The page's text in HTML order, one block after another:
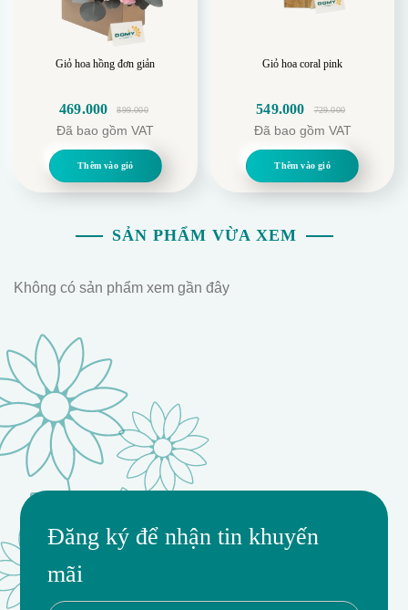
Giỏ hoa hồng đơn giản
899.000
gốc
469.000
hiện
Đã bao gồm VAT
Thêm vào giỏ
Giỏ hoa coral pink
729.000
gốc
549.000
hiện
Đã bao gồm VAT
Thêm vào giỏ
SẢN PHẨM VỪA XEM
Không có sản phẩm xem gần đây
Đăng ký để nhận tin khuyến
mãi